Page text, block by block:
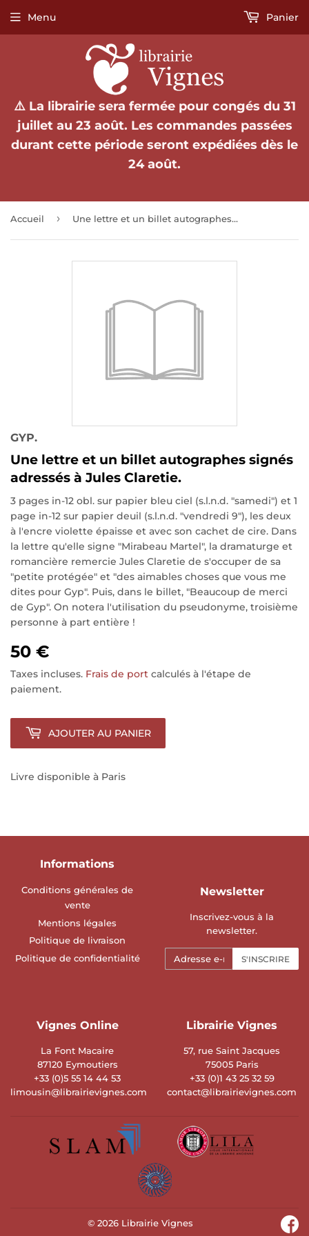
⚠️ La librairie sera fermée pour congés du 31
juillet au 23 août. Les commandes passées
durant cette période seront expédiées dès le
24 août.
Menu Panier
Accueil › Une lettre et un billet autographes signés adressés à Jules Claretie.
GYP.
Une lettre et un billet autographes signés
adressés à Jules Claretie.
3 pages in-12 obl. sur papier bleu ciel (s.l.n.d. "samedi") et 1
page in-12 sur papier deuil (s.l.n.d. "vendredi 9"), les deux
à l'encre violette épaisse et avec son cachet de cire. Dans
la lettre qu'elle signe "Mirabeau Martel", la dramaturge et
romancière remercie Jules Claretie de s'occuper de sa
"petite protégée" et "des aimables choses que vous me
dites pour Gyp". Puis, dans le billet, "Beaucoup de merci
de Gyp". On notera l'utilisation du pseudonyme, troisième
personne à part entière !
50 €
Taxes incluses. Frais de port calculés à l'étape de
paiement.
AJOUTER AU PANIER
Livre disponible à Paris
Informations
Conditions générales de
vente
Mentions légales
Politique de livraison
Politique de confidentialité
Newsletter
Inscrivez-vous à la
newsletter.
mails
S'INSCRIRE
Librairie Vignes
57, rue Saint Jacques
75005 Paris
+33 (0)1 43 25 32 59
contact@librairievignes.com
Vignes Online
La Font Macaire
87120 Eymoutiers
+33 (0)5 55 14 44 53
limousin@librairievignes.com
© 2026 Librairie Vignes